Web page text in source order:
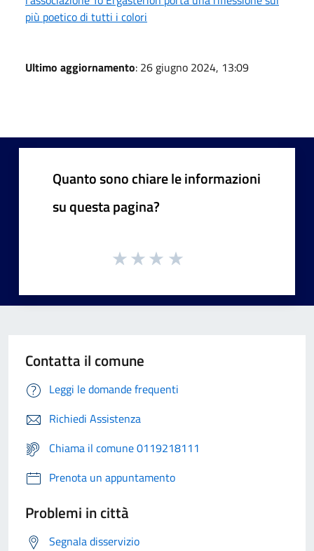
più poetico di tutti i colori
Ultimo aggiornamento: 26 giugno 2024, 13:09
Quanto sono chiare le informazioni
su questa pagina?
Contatta il comune
Leggi le domande frequenti
Richiedi Assistenza
Chiama il comune 0119218111
Prenota un appuntamento
Problemi in città
Segnala disservizio